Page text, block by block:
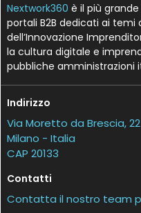
Nextwork360 è il più
portali B2B dedicati ai temi
dell’Innovazione
la cultura digitale e
pubbliche amministrazioni
Indirizzo
Via Moretto da Brescia, 22
Milano - Italia
CAP 20133
Contatti
Contatta il nostro team